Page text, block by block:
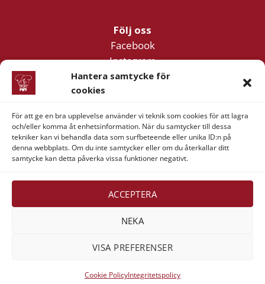
Hantera samtycke för
cookies
För att ge en bra upplevelse använder vi teknik som cookies för att lagra
och/eller komma åt enhetsinformation. När du samtycker till dessa
tekniker kan vi behandla data som surfbeteende eller unika ID:n på
denna webbplats. Om du inte samtycker eller om du återkallar ditt
samtycke kan detta påverka vissa funktioner negativt.
ACCEPTERA
NEKA
VISA PREFERENSER
Cookie PolicyIntegritetspolicy
Följ oss
Facebook
Instagram
YouTube
Företagsinformation
Verner & Verner Nordstan AB
Lilla Klädpressaregatan 11
Visa MasterCardAmerican
Nordstan AB